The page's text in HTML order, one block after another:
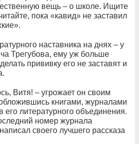
вещь – о школе. Ищите
пока «кавид» не заставил
наставника на днях – у
Трегубова, ему уж больше
прививку его не заставят и
Витя! – угрожает он своим
книгами, журналами
его литературного объединения.
номер журнала
своего лучшего рассказа